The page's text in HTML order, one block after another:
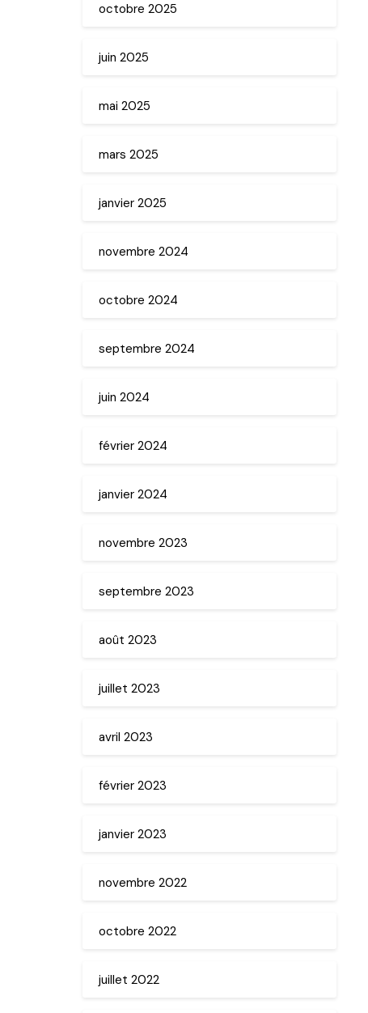
octobre 2025
juin 2025
mai 2025
mars 2025
janvier 2025
novembre 2024
octobre 2024
septembre 2024
juin 2024
février 2024
janvier 2024
novembre 2023
septembre 2023
août 2023
juillet 2023
avril 2023
février 2023
janvier 2023
novembre 2022
octobre 2022
juillet 2022